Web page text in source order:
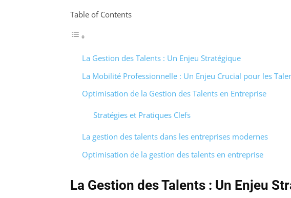
Table of Contents
La Gestion des Talents : Un Enjeu Stratégique
La Mobilité Professionnelle : Un Enjeu Crucial pour les
Optimisation de la Gestion des Talents en Entreprise
Stratégies et Pratiques Clefs
La gestion des talents dans les entreprises modernes
Optimisation de la gestion des talents en entreprise
La Gestion des Talents : Un Enjeu